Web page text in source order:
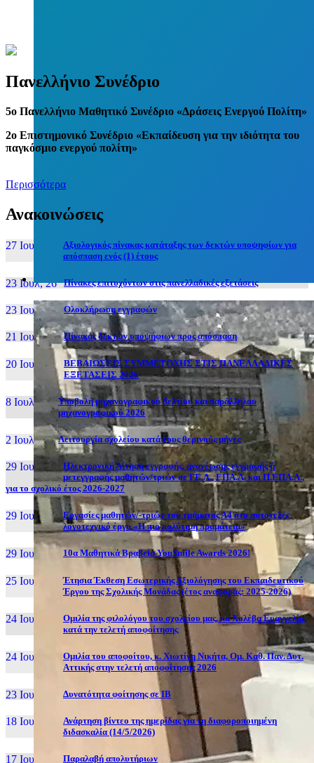
Πανελλήνιο Συνέδριο
5o Πανελλήνιο Μαθητικό Συνέδριο «Δράσεις Ενεργού Πολίτη»
2ο Επιστημονικό Συνέδριο «Εκπαίδευση για την ιδιότητα του
παγκόσμιο ενεργού πολίτη»
Περισσότερα
Ανακοινώσεις
27 Ιουν, 26
Αξιολογικός πίνακας κατάταξης των δεκτών υποψηφίων για
απόσπαση ενός (1) έτους
23 Ιουλ, 26 Πίνακες επιτυχόντων στις πανελλαδικές εξετάσεις
23 Ιουλ, 26 Ολοκλήρωση εγγραφών
21 Ιουλ, 26 Πίνακας δεκτών υποψήφιων προς απόσπαση
20 Ιουλ, 26
ΒΕΒΑΙΩΣΕΙΣ ΣΥΜΜΕΤΟΧΗΣ ΣΤΙΣ ΠΑΝΕΛΛΑΔΙΚΕΣ
ΕΞΕΤΑΣΕΙΣ 2026
8 Ιουλ, 26
Υποβολή μηχανογραφικού δελτίου και παράλληλου
μηχανογραφικού 2026
2 Ιουλ, 26 Λειτουργία σχολείου κατά τους θερινούς μήνες
29 Ιουν, 26
Ηλεκτρονική Αίτηση εγγραφής, ανανέωσης εγγραφής ή
μετεγγραφής μαθητών/τριών σε ΓΕ.Λ., ΕΠΑ.Λ. και Π.ΕΠΑ.Λ.,
για το σχολικό έτος 2026-2027
29 Ιουν, 26
Εργασίες μαθητών/-τριών του τμήματος Α4 στο αυτοτελές
λογοτεχνικό έργο «Η πιο πολύτιμη πραμάτεια»
29 Ιουν, 26 10α Μαθητικά Βραβεία YouSmile Awards 2026!
25 Ιουν, 26
Έτησια Έκθεση Εσωτερικής Αξιολόγησης του Εκπαιδευτικού
Έργου της Σχολικής Μονάδας (έτος αναφοράς: 2025-2026)
24 Ιουν, 26
Ομιλία της φιλολόγου του σχολείου μας, κα Χολέβα Ευαγγελία,
κατά την τελετή αποφοίτησης
24 Ιουν, 26
Ομιλία του αποφοίτου, κ. Χιωτίνη Νικήτα, Ομ. Καθ. Παν. Δυτ.
Αττικής στην τελετή αποφοίτησης 2026
23 Ιουν, 26 Δυνατότητα φοίτησης σε ΙΒ
18 Ιουν, 26
Ανάρτηση βίντεο της ημερίδας για τη διαφοροποιημένη
διδασκαλία (14/5/2026)
17 Ιουν, 26 Παραλαβή απολυτήριων